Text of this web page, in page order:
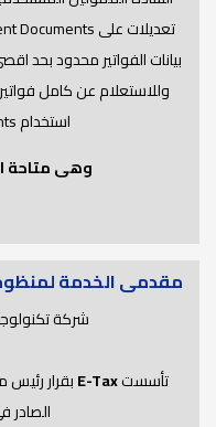
استخدام API Search Documents
وهى متاحة
مقدمى الخدمة
شركة
تأسستE-Tax
الصادر في 9